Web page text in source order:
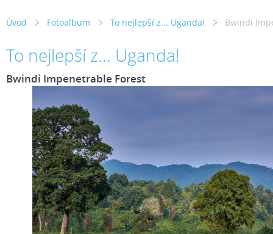
Úvod Fotoalbum To nejlepší z... Uganda! Bwindi
To nejlepší z... Uganda!
Bwindi Impenetrable Forest